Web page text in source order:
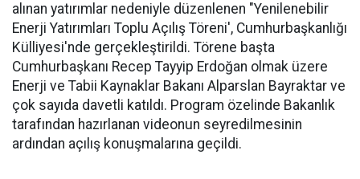
alınan yatırımlar nedeniyle düzenlenen "Yenilenebilir
Enerji Yatırımları Toplu Açılış Töreni', Cumhurbaşkanlığı
Külliyesi'nde gerçekleştirildi. Törene başta
Cumhurbaşkanı Recep Tayyip Erdoğan olmak üzere
Enerji ve Tabii Kaynaklar Bakanı Alparslan Bayraktar ve
çok sayıda davetli katıldı. Program özelinde Bakanlık
tarafından hazırlanan videonun seyredilmesinin
ardından açılış konuşmalarına geçildi.